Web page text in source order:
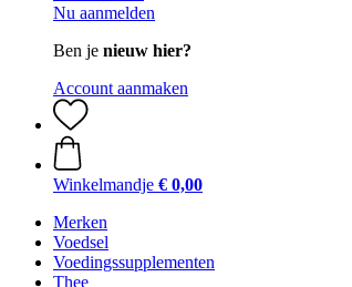
Nu aanmelden
Ben je nieuw hier?
Account aanmaken
Winkelmandje € 0,00
Merken
Voedsel
Voedingssupplementen
Thee